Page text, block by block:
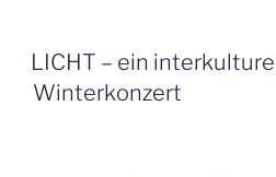
VERÖFFENTLICHT
AM
LICHT – ein
Winterkonzert